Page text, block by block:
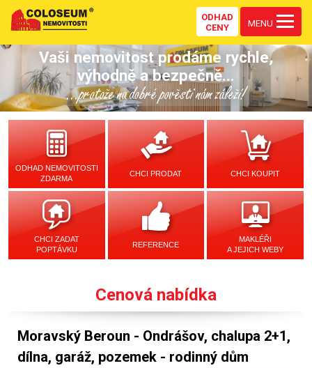
ODHAD
CENY
MENU
Vaši nemovitost prodáme rychle,
výhodně a bezpečně...
...protože na dobré pověsti nám záleží!
ODHAD NEMOVITOSTI
ZDARMA
CHCI PRODAT CHCI KOUPIT
CHCI ZADAT
POPTÁVKU
REFERENCE
MAKLÉŘI
A JEJICH WEBY
Cenová nabídka
Moravský Beroun - Ondrášov, chalupa 2+1,
dílna, garáž, pozemek - rodinný dům